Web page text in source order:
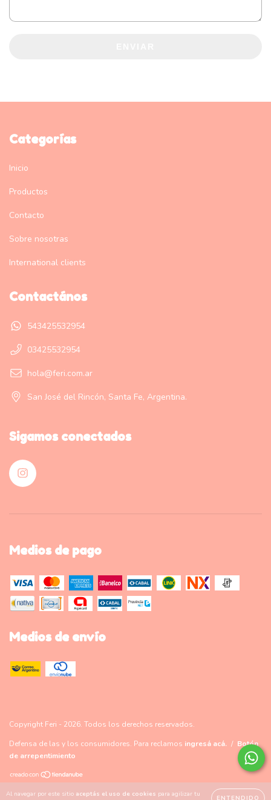
Al navegar por este sitio aceptás el uso de cookies para agilizar tu
ENTENDIDO
Categorías
Inicio
Productos
Contacto
Sobre nosotras
International clients
Contactános
543425532954
03425532954
hola@feri.com.ar
San José del Rincón, Santa Fe, Argentina.
Sigamos conectados
Medios de pago
Medios de envío
Copyright Feri - 2026. Todos los derechos reservados.
Defensa de las y los consumidores. Para reclamos ingresá acá. / Botón
de arrepentimiento